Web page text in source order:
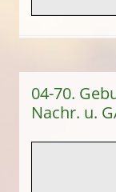
04-70.
Nachr. u.